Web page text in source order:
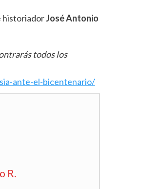
historiadorJosé Antonio
todos los
ante-el-bicentenario/
R.